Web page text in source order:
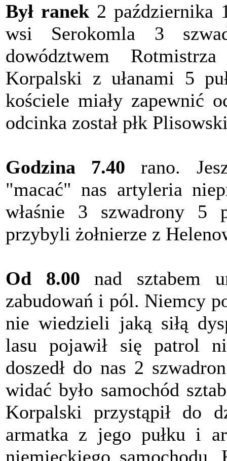
Był ranek2 października
wsi Serokomla 3
dowództwem
Korpalski z ułanami 5
kościele miały zapewnić
odcinka został płk
Godzina 7.40 rano.
"macać" nas artyleria
właśnie 3 szwadrony 5
przybyli żołnierze z
Od 8.00 nad sztabem
zabudowań i pól. Niemcy
nie wiedzieli jaką siłą
lasu pojawił się patrol
doszedł do nas 2
widać było samochód
Korpalski przystąpił do
armatka z jego pułku i
niemieckiego samochodu.